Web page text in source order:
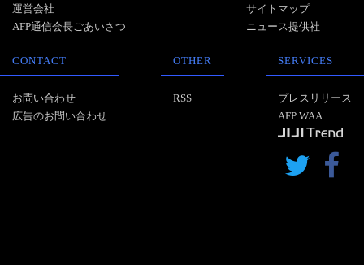
運営会社
AFP通信会長ごあいさつ
サイトマップ
ニュース提供社
CONTACT
お問い合わせ
広告のお問い合わせ
OTHER
RSS
SERVICES
プレスリリース
AFP WAA